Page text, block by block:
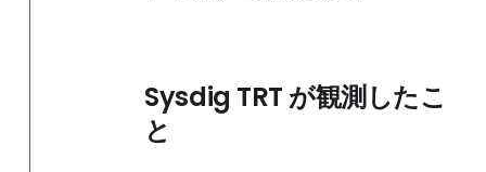
Sysdig TRT が観測したこ
と